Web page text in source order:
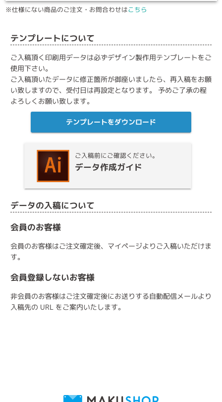
※仕様にない商品のご注文・お問合わせはこちら
テンプレートについて
ご入稿頂く印刷用データは必ずデザイン製作用テンプレートをご
使用下さい。
ご入稿頂いたデータに修正箇所が御座いましたら、再入稿をお願
い致しますので、受付日は再設定となります。 予めご了承の程
よろしくお願い致します。
テンプレートをダウンロード
ご入稿前にご確認ください。
データ作成ガイド
データの入稿について
会員のお客様
会員のお客様はご注文確定後、マイページよりご入稿いただけま
す。
会員登録しないお客様
非会員のお客様はご注文確定後にお送りする自動配信メールより
入稿先の URL をご案内いたします。